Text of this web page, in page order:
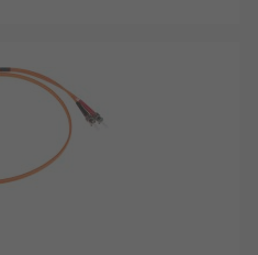
、接続ボックス、成
使用する接続ソリュ
す。
やPROFINETに対
ルを扱い、工場設備
信に使用されていま